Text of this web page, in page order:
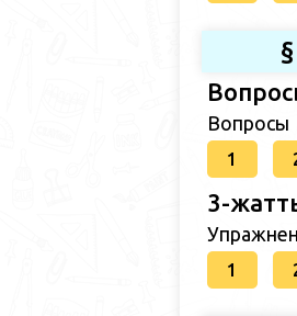
Вопросы
1
3-
1